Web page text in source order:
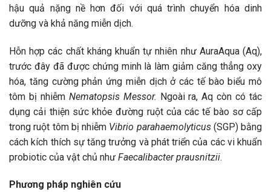
hậu quả nặng nề hơn đối với quá trình chuyển hóa dinh
dưỡng và khả năng miễn dịch.
Hỗn hợp các chất kháng khuẩn tự nhiên như AuraAqua (Aq),
trước đây đã được chứng minh là làm giảm căng thẳng oxy
hóa, tăng cường phản ứng miễn dịch ở các tế bào biểu mô
tôm bị nhiễm Nematopsis Messor. Ngoài ra, Aq còn có tác
dụng cải thiện sức khỏe đường ruột của các tế bào sơ cấp
trong ruột tôm bị nhiễm Vibrio parahaemolyticus (SGP) bằng
cách kích thích sự tăng trưởng và phát triển của các vi khuẩn
probiotic của vật chủ như Faecalibacter prausnitzii.
Phương pháp nghiên cứu